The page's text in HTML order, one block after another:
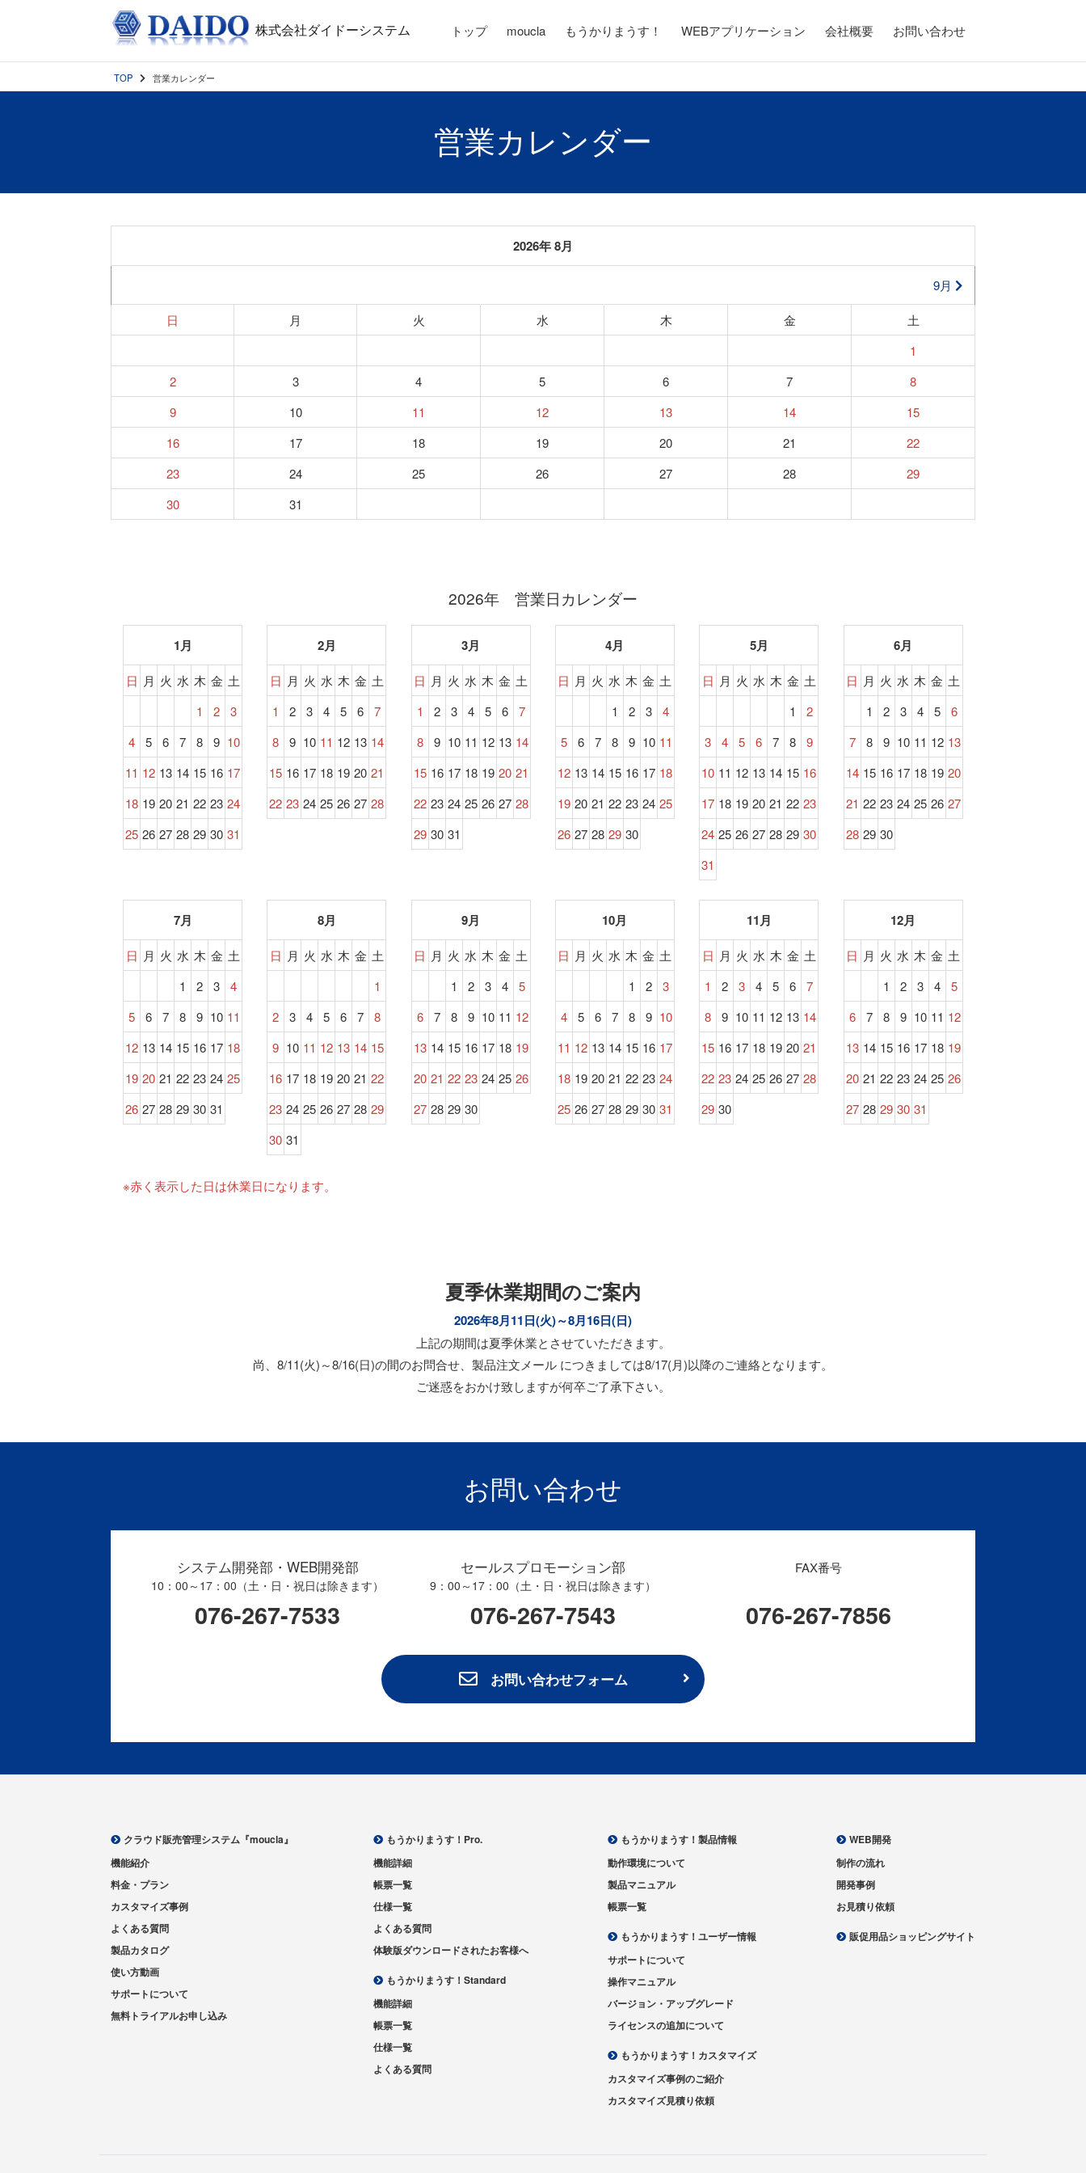
株式会社ダイドーシステム トップ moucla もうかりまうす！ WEBアプリケーション 会社概要 お問い合わせ
TOP 営業カレンダー
営業カレンダー
2026年 8月
9月
日 月 火 水 木 金
土
1
2
3 4 5 6 7
8
9
10 11 12 13 14
15
16
17 18 19 20 21
22
23
24 25 26 27 28
29
30
31
2026年 営業日カレンダー
1月
日 月 火 水 木 金 土
1
2
3
4
5 6 7 8 9 10
11 12 13 14 15 16 17
18 19 20 21 22 23 24
25 26 27 28 29 30 31
2月
日 月 火 水 木 金 土
1
2 3 4 5 6
7
8
9 10 11 12 13 14
15 16 17 18 19 20 21
22 23 24 25 26 27 28
3月
日 月 火 水 木 金 土
1
2 3 4 5 6
7
8
9 10 11 12 13 14
15 16 17 18 19 20 21
22 23 24 25 26 27 28
29 30 31
4月
日 月 火 水 木 金 土
1
2 3
4
5
6 7 8 9 10 11
12 13 14 15 16 17 18
19 20 21 22 23 24 25
26 27 28 29 30
5月
日 月 火 水 木 金 土
1
2
3
4 5 6 7 8
9
10 11 12 13 14 15 16
17 18 19 20 21 22 23
24 25 26 27 28 29 30
31
6月
日 月 火 水 木 金 土
1
2 3 4 5
6
7
8 9 10 11 12 13
14 15 16 17 18 19 20
21 22 23 24 25 26 27
28 29 30
7月
日 月 火 水 木 金 土
1
2 3
4
5
6 7 8 9 10 11
12 13 14 15 16 17 18
19 20 21 22 23 24 25
26 27 28 29 30 31
8月
日 月 火 水 木 金 土
1
2
3 4 5 6 7
8
9 10 11 12 13 14 15
16 17 18 19 20 21 22
23 24 25 26 27 28 29
30 31
9月
日 月 火 水 木 金 土
1
2 3 4
5
6
7 8 9 10 11 12
13 14 15 16 17 18 19
20 21 22 23 24 25 26
27 28 29 30
10月
日 月 火 水 木 金 土
1
2
3
4
5 6 7 8 9 10
11 12 13 14 15 16 17
18 19 20 21 22 23 24
25 26 27 28 29 30 31
11月
日 月 火 水 木 金 土
1
2 3 4 5 6
7
8
9 10 11 12 13 14
15 16 17 18 19 20 21
22 23 24 25 26 27 28
29 30
12月
日 月 火 水 木 金 土
1
2 3 4
5
6
7 8 9 10 11 12
13 14 15 16 17 18 19
20 21 22 23 24 25 26
27 28 29 30 31
※赤く表示した日は休業日になります。
夏季休業期間のご案内
2026年8月11日(火)～8月16日(日)
上記の期間は夏季休業とさせていただきます。
尚、8/11(火)～8/16(日)の間のお問合せ、製品注文メール につきましては8/17(月)以降のご連絡となります。
ご迷惑をおかけ致しますが何卒ご了承下さい。
お問い合わせ
システム開発部・WEB開発部
10：00～17：00（土・日・祝日は除きます）
076-267-7533
セールスプロモーション部
9：00～17：00（土・日・祝日は除きます）
076-267-7543
FAX番号
076-267-7856
お問い合わせフォーム
クラウド販売管理システム『moucla』
機能紹介
料金・プラン
カスタマイズ事例
よくある質問
製品カタログ
使い方動画
サポートについて
無料トライアルお申し込み
もうかりまうす！Pro.
機能詳細
帳票一覧
仕様一覧
よくある質問
体験版ダウンロードされたお客様へ
もうかりまうす！Standard
機能詳細
帳票一覧
仕様一覧
よくある質問
もうかりまうす！製品情報
動作環境について
製品マニュアル
帳票一覧
もうかりまうす！ユーザー情報
サポートについて
操作マニュアル
バージョン・アップグレード
ライセンスの追加について
もうかりまうす！カスタマイズ
カスタマイズ事例のご紹介
カスタマイズ見積り依頼
WEB開発
制作の流れ
開発事例
お見積り依頼
販促用品ショッピングサイト